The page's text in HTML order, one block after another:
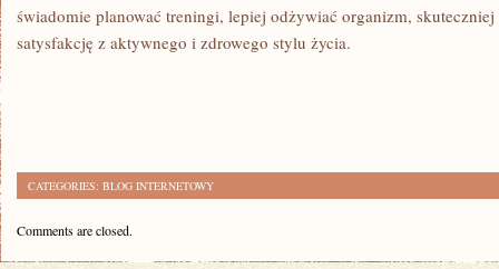
świadomie planować treningi, lepiej odżywiać organizm, skuteczniej
satysfakcję z aktywnego i zdrowego stylu życia.
CATEGORIES: BLOG INTERNETOWY
Comments are closed.